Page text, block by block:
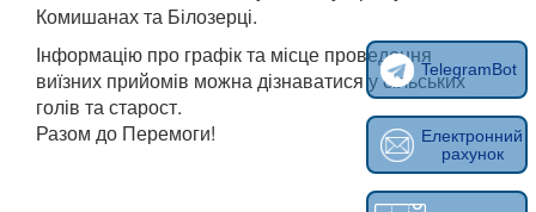
Комишанах та Білозерці.
Інформацію про графік та місце проведення
виїзних прийомів можна дізнаватися у сільських
голів та старост.
Разом до Перемоги!
TelegramBot
Електронний
рахунок